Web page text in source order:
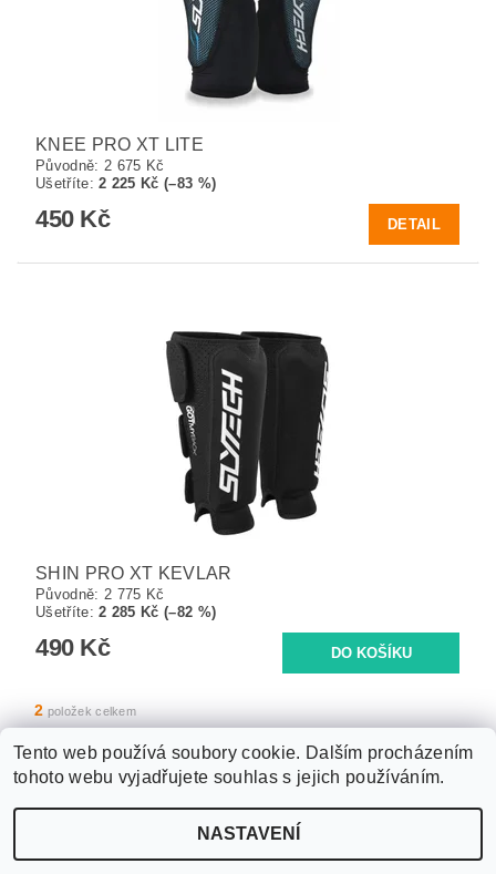
KNEE PRO XT LITE
Původně: 2 675 Kč
Ušetříte:2 225 Kč (–83 %)
450 Kč DETAIL
SHIN PRO XT KEVLAR
Původně: 2 775 Kč
Ušetříte:2 285 Kč (–82 %)
490 Kč
2 položek celkem
WANTED SPORT PARDUBICE , všechna práva vyhrazena
cookies
Tento web používá soubory cookie. Dalším procházením
tohoto webu vyjadřujete souhlas s jejich používáním.
NASTAVENÍ